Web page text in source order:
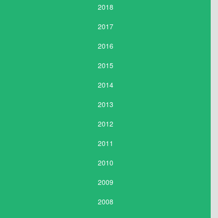
2018
2017
2016
2015
2014
2013
2012
2011
2010
2009
2008